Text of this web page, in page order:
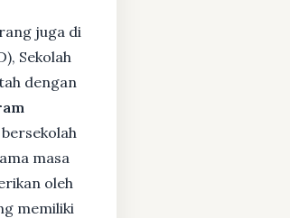
juga di
Sekolah
dengan
masa
oleh
memiliki